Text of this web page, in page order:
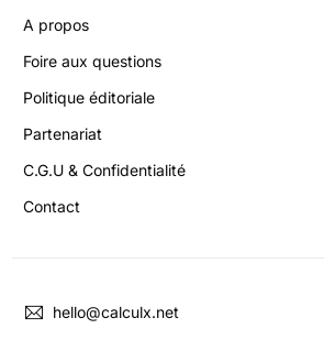
A propos
Foire aux questions
Politique éditoriale
Partenariat
C.G.U & Confidentialité
Contact
hello@calculx.net